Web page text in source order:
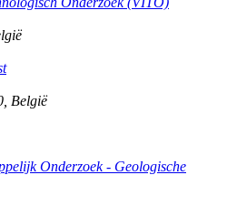
België
Onderzoek - Geologische